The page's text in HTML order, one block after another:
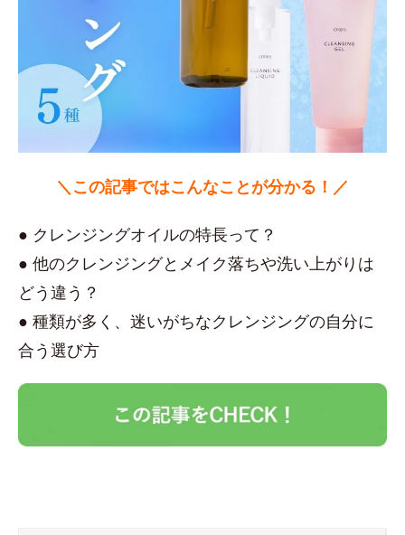
＼この記事ではこんなことが分かる！／
● クレンジングオイルの特長って？
● 他のクレンジングとメイク落ちや洗い上がりは
どう違う？
● 種類が多く、迷いがちなクレンジングの自分に
合う選び方